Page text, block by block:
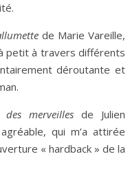
de Marie Vareille,
petit à travers différents
déroutante et
merveillesde Julien
qui m’a attirée
« hardback » de la